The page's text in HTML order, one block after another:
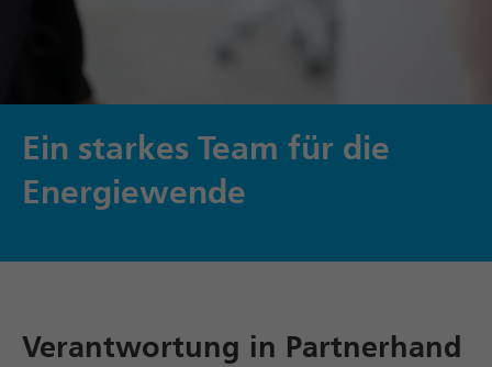
Ein starkes Team für die
Energiewende
Verantwortung in Partnerhand